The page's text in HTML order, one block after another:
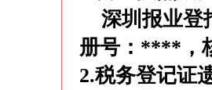
深圳报业
册号：****，
2.税务登记证